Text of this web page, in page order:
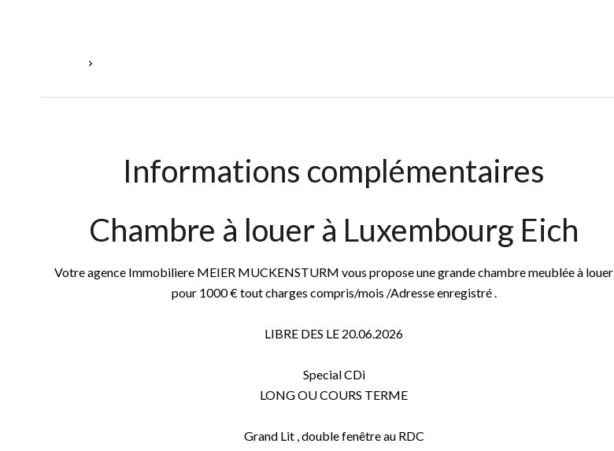
Informations complémentaires
Chambre à louer à Luxembourg Eich
Votre agence Immobiliere MEIER MUCKENSTURM vous propose une grande chambre meublée à louer
pour 1000 € tout charges compris/mois /Adresse enregistré .
LIBRE DES LE 20.06.2026
Special CDi
LONG OU COURS TERME
Grand Lit , double fenêtre au RDC